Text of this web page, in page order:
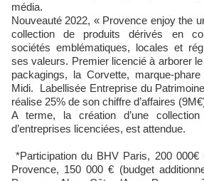
média.
Nouveauté 2022, « Provence enjoy the
collection de produits dérivés en
sociétés emblématiques, locales et
ses valeurs. Premier licencié à arborer
packagings, la Corvette, marque-
Midi. Labellisée Entreprise du
réalise 25% de son chiffre d’affaires
A terme, la création d’une
d’entreprises licenciées, est attendue.
*Participation du BHV Paris, 200 000€
Provence, 150 000 € (budget